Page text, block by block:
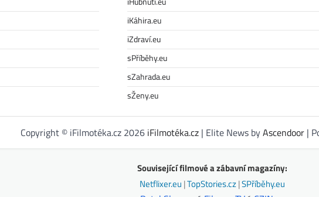
iKáhira.eu
iZdraví.eu
sPříběhy.eu
sZahrada.eu
sŽeny.eu
Copyright © iFilmotéka.cz 2026 iFilmotéka.cz| Elite News byAscendoor|
Související filmové a zábavní magazíny:
Netflixer.eu |TopStories.cz|SPříběhy.eu